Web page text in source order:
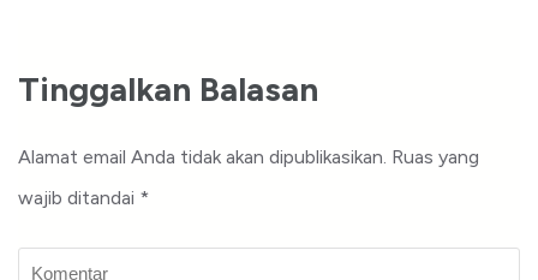
Tinggalkan Balasan
Alamat email Anda tidak akan dipublikasikan. Ruas yang
wajib ditandai *
Komentar